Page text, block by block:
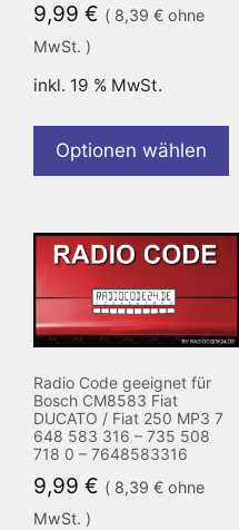
9,99 € ( 8,39 € ohne
MwSt. )
inkl. 19 % MwSt.
Optionen wählen
Radio Code geeignet für
Bosch CM8583 Fiat
DUCATO / Fiat 250 MP3 7
648 583 316 – 735 508
718 0 – 7648583316
9,99 € ( 8,39 € ohne
MwSt. )